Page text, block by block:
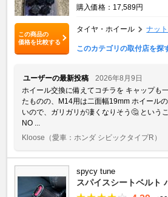
この商品の
価格を比較する
購入価格：17,589円
タイヤ・ホイール ナット
このカテゴリの取付店を探
ユーザーの最新投稿
2026年8月9日
ホイール交換に備えてコチラを キャップも
たものの、M14用は二面幅19mm ホイール
いので、ガリガリが凄くなりそう🤔 という
NO ...
Kloose （愛車：ホンダ シビックタイプR）
spycy tune
スパイスシートベルト